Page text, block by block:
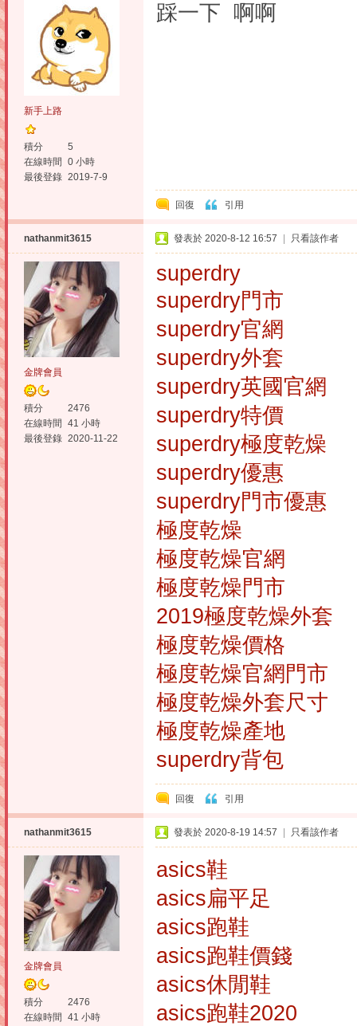
新手上路
積分
5
在線時間
0 小時
最後登錄 2019-7-9
踩一下 啊啊
回復 引用
nathanmit3615
金牌會員
積分
2476
在線時間
41 小時
最後登錄 2020-11-22
發表於 2020-8-12 16:57 只看該作者
superdry
superdry門市
superdry官網
superdry外套
superdry英國官網
superdry特價
superdry極度乾燥
superdry優惠
superdry門市優惠
極度乾燥
極度乾燥官網
極度乾燥門市
2019極度乾燥外套
極度乾燥價格
極度乾燥官網門市
極度乾燥外套尺寸
極度乾燥產地
superdry背包
回復 引用
nathanmit3615
金牌會員
積分
2476
在線時間
41 小時
發表於 2020-8-19 14:57 只看該作者
asics鞋
asics扁平足
asics跑鞋
asics跑鞋價錢
asics休閒鞋
asics跑鞋2020